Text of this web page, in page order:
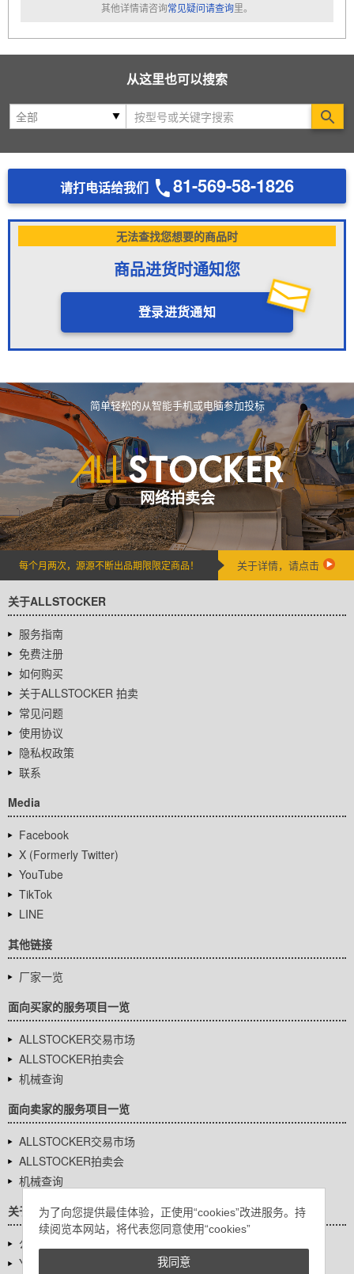
为了向您提供最佳体验，正使用“cookies”改进服务。持
续阅览本网站，将代表您同意使用“cookies”
我同意
其他详情请咨询常见疑问请查询里。
从这里也可以搜索
请打电话给我们 81-569-58-1826
无法查找您想要的商品时
商品进货时通知您
登录进货通知
简单轻松的从智能手机或电脑参加投标
网络拍卖会
每个月两次，源源不断出品期限限定商品！ 关于详情，请点击
关于ALLSTOCKER
服务指南
免费注册
如何购买
关于ALLSTOCKER 拍卖
常见问题
使用协议
隐私权政策
联系
Media
Facebook
X (Formerly Twitter)
YouTube
TikTok
LINE
其他链接
厂家一览
面向买家的服务项目一览
ALLSTOCKER交易市场
ALLSTOCKER拍卖会
机械查询
面向卖家的服务项目一览
ALLSTOCKER交易市场
ALLSTOCKER拍卖会
机械查询
关于我们
公司基本信息
YUTAKA Inc.